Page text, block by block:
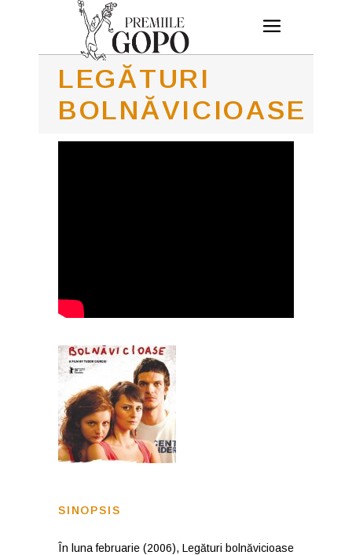
LEGĂTURI
BOLNĂVICIOASE
SINOPSIS
În luna februarie (2006), Legături bolnăvicioase